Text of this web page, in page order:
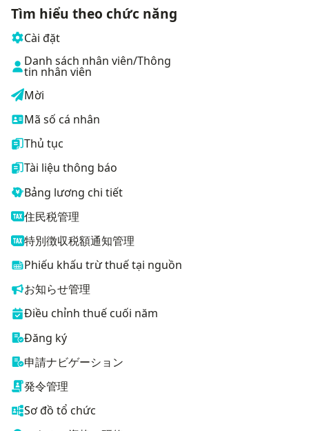
Tìm hiểu theo chức năng
Cài đặt
Danh sách nhân viên/Thông
tin nhân viên
Mời
Mã số cá nhân
Thủ tục
Tài liệu thông báo
Bảng lương chi tiết
住民税管理
特別徴収税額通知管理
Phiếu khấu trừ thuế tại nguồn
お知らせ管理
Điều chỉnh thuế cuối năm
Đăng ký
申請ナビゲーション
発令管理
Sơ đồ tổ chức